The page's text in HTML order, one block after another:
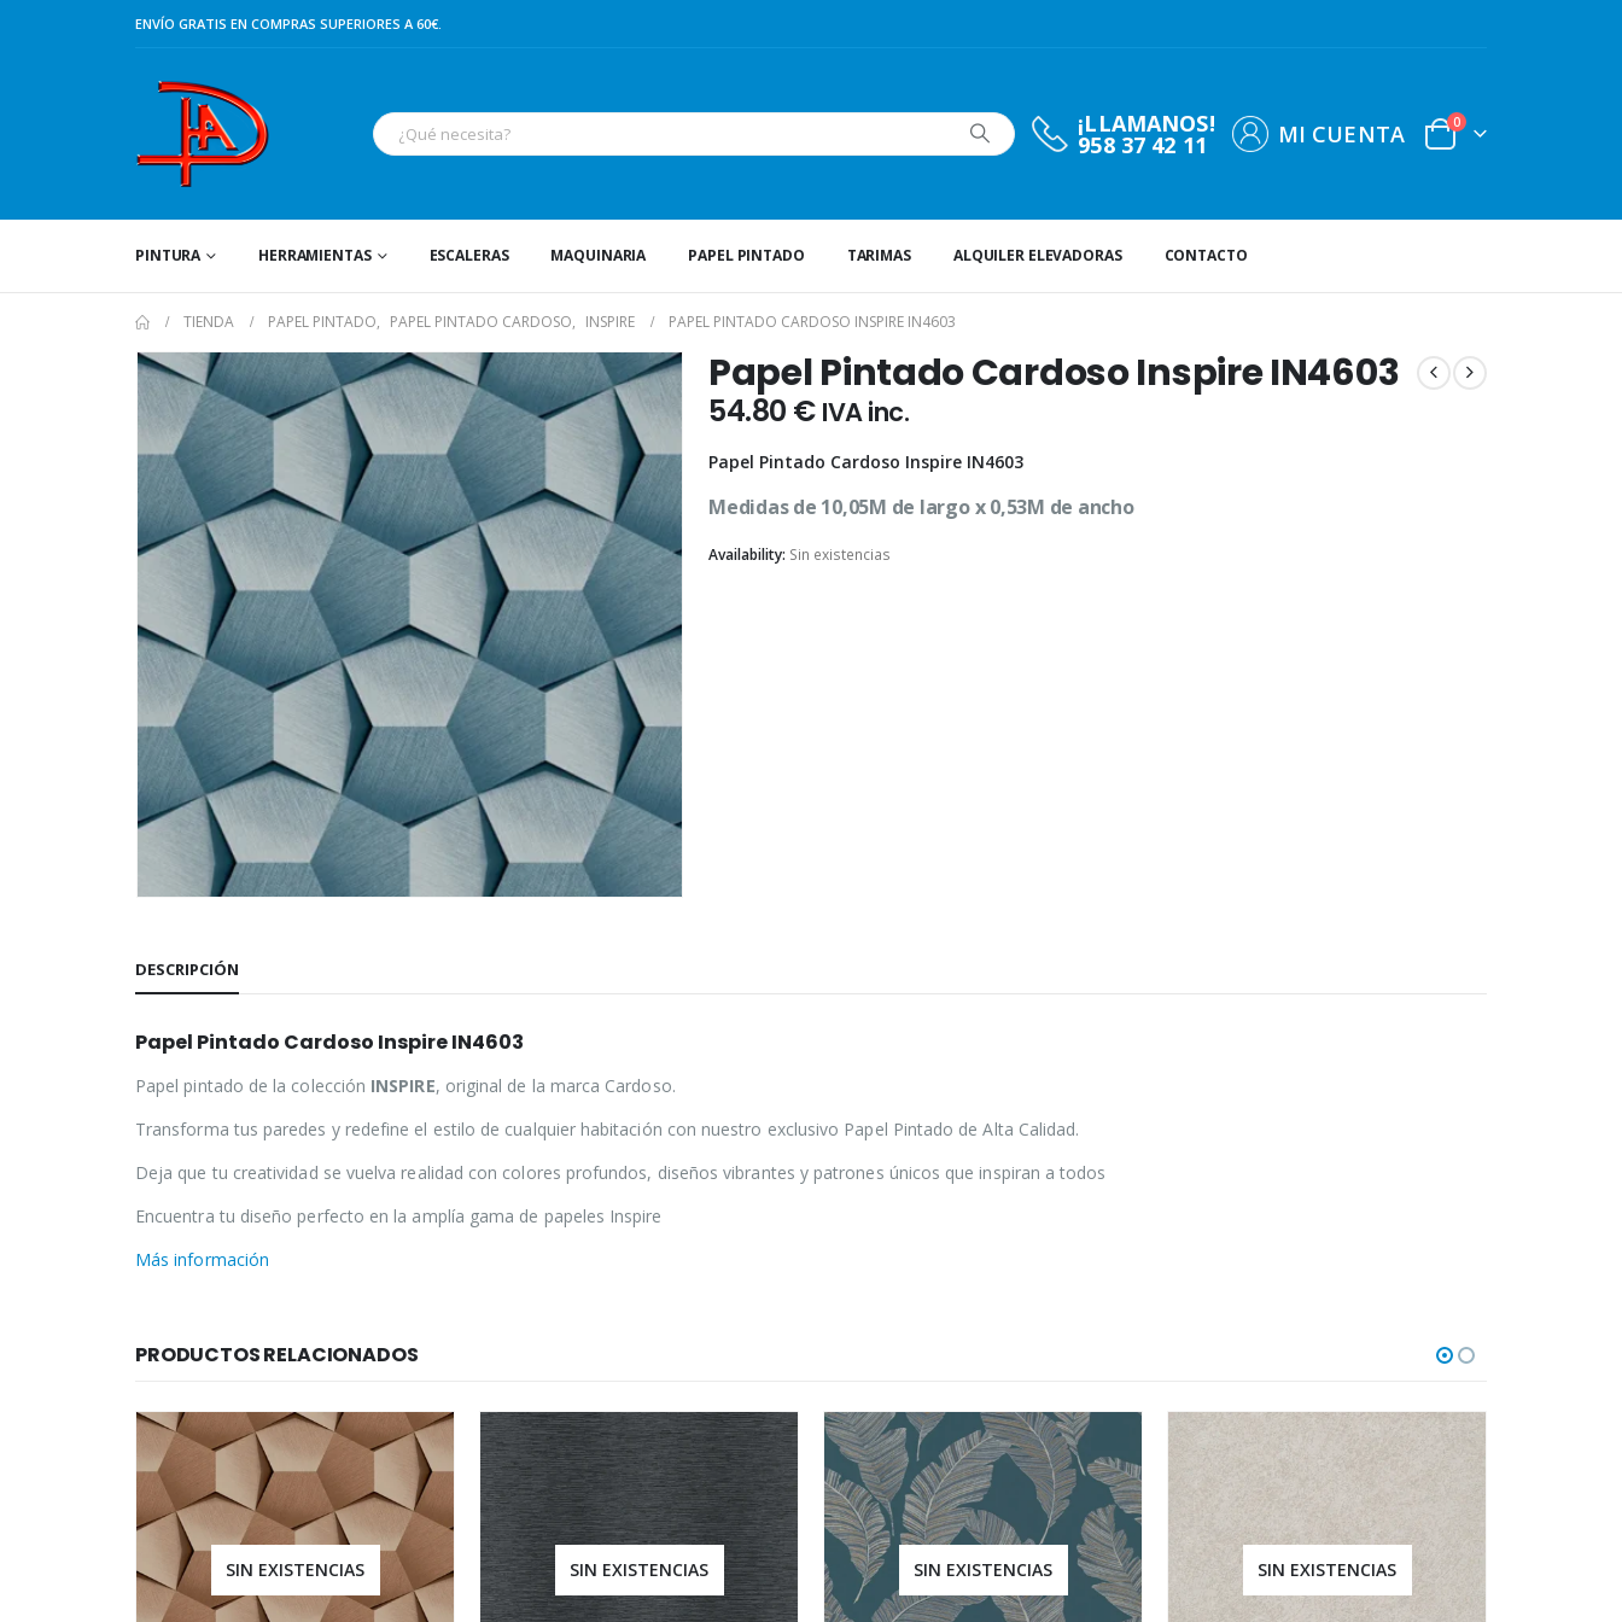
ENVÍO GRATIS EN COMPRAS SUPERIORES A 60€.
¡LLAMANOS!
958 37 42 11 MI CUENTA 0
PINTURA HERRAMIENTAS ESCALERAS MAQUINARIA PAPEL PINTADO TARIMAS ALQUILER ELEVADORAS CONTACTO
TIENDA PAPEL PINTADO, PAPEL PINTADO CARDOSO, INSPIRE PAPEL PINTADO CARDOSO INSPIRE IN4603
Papel Pintado Cardoso Inspire IN4603
54.80 € IVA inc.
Papel Pintado Cardoso Inspire IN4603
Medidas de 10,05M de largo x 0,53M de ancho
Availability: Sin existencias
DESCRIPCIÓN
Papel Pintado Cardoso Inspire IN4603
Papel pintado de la colección INSPIRE, original de la marca Cardoso.
Transforma tus paredes y redefine el estilo de cualquier habitación con nuestro exclusivo Papel Pintado de Alta Calidad.
Deja que tu creatividad se vuelva realidad con colores profundos, diseños vibrantes y patrones únicos que inspiran a todos
Encuentra tu diseño perfecto en la amplía gama de papeles Inspire
Más información
PRODUCTOS RELACIONADOS
SIN EXISTENCIAS SIN EXISTENCIAS SIN EXISTENCIAS SIN EXISTENCIAS